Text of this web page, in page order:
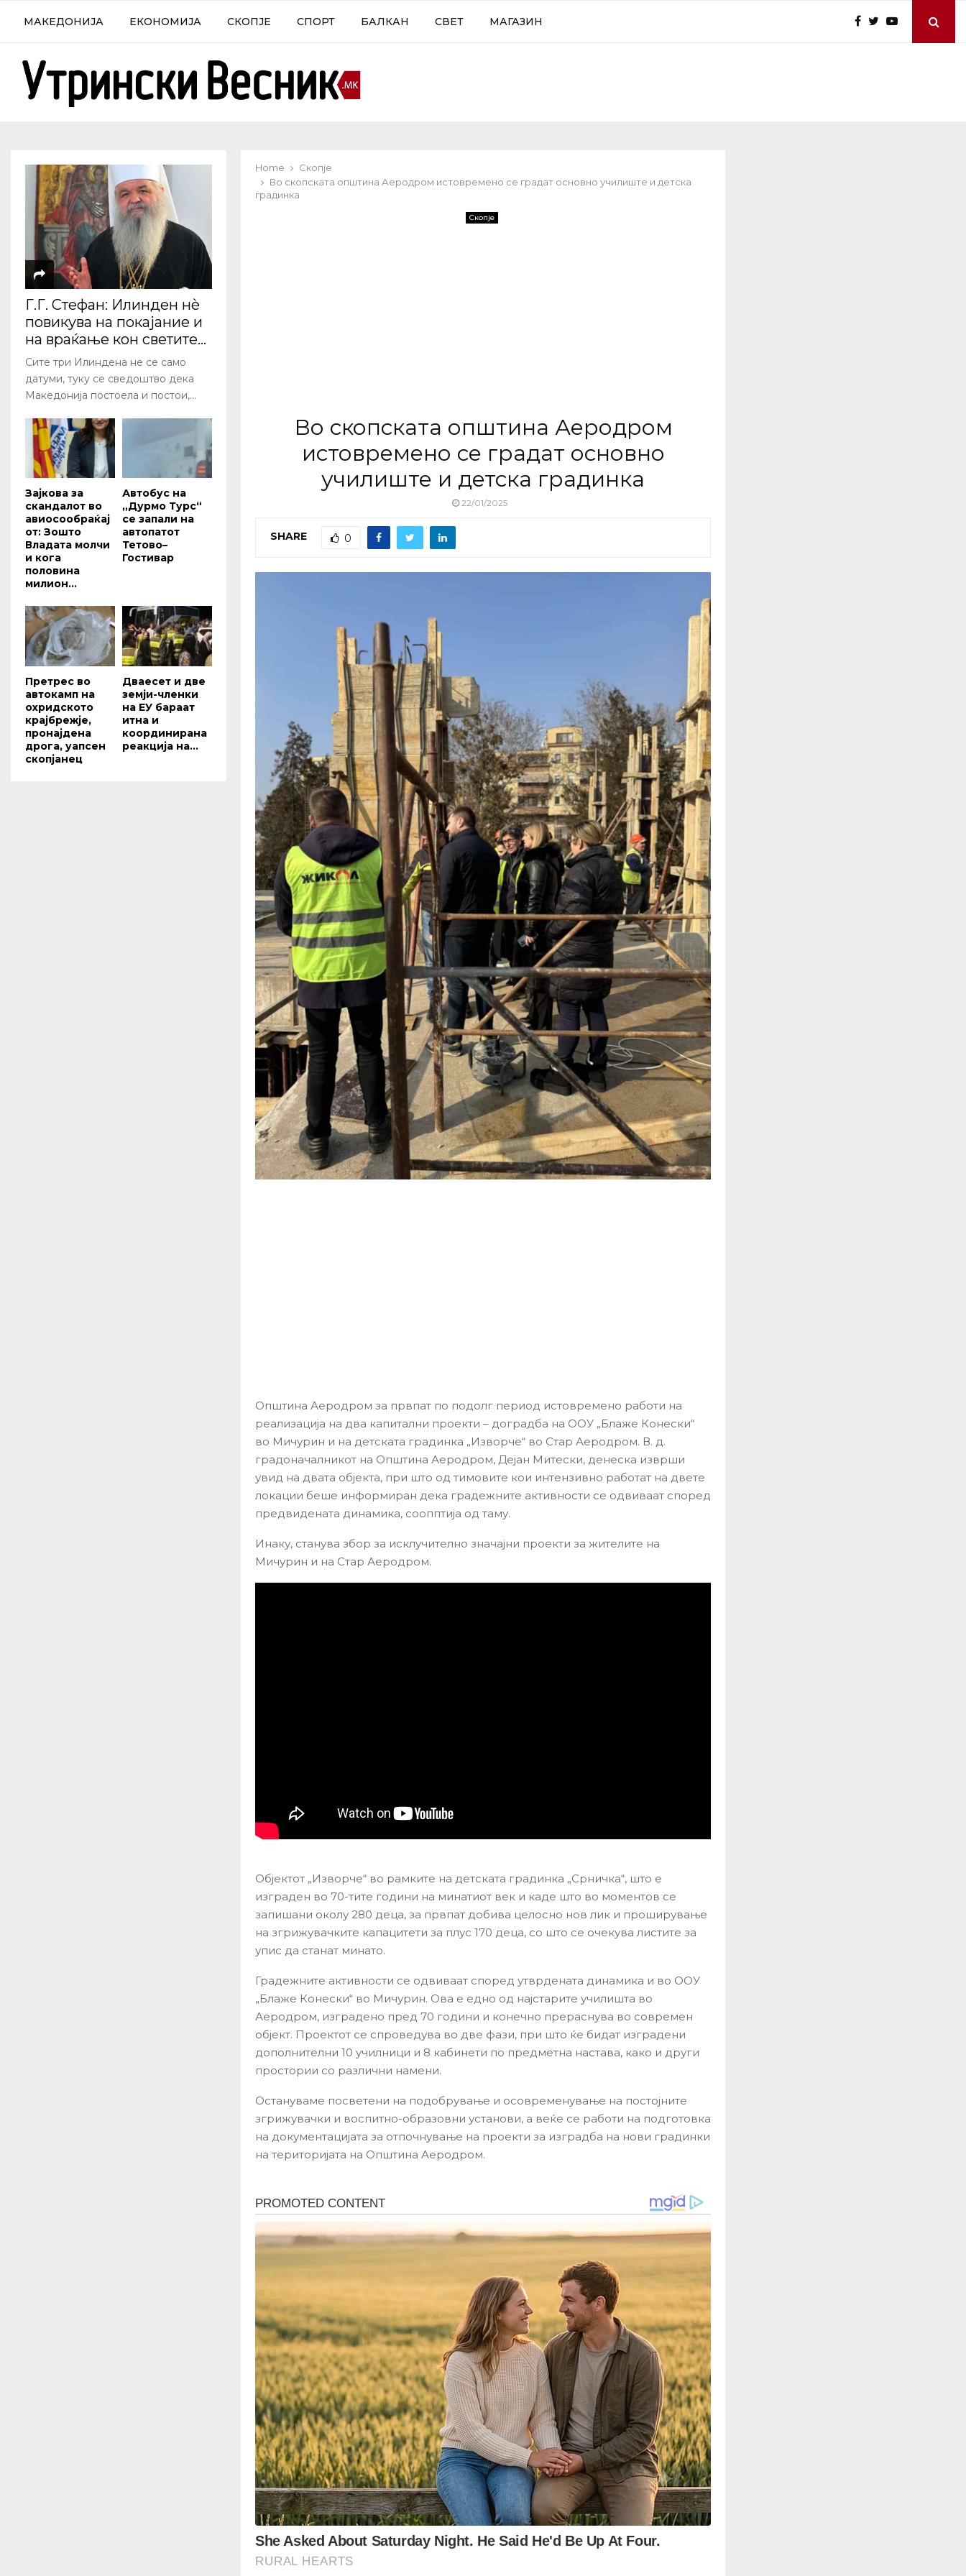
МАКЕДОНИЈА ЕКОНОМИЈА СКОПЈЕ СПОРТ БАЛКАН СВЕТ МАГАЗИН
Home
Скопје
Во скопската општина Аеродром истовремено се градат основно училиште и детска
градинка
Скопје
Во скопската општина Аеродром
истовремено се градат основно
училиште и детска градинка
22/01/2025
SHARE 0
Општина Аеродром за првпат по подолг период истовремено работи на
реализација на два капитални проекти – доградба на ООУ „Блаже Конески“
во Мичурин и на детската градинка „Изворче“ во Стар Аеродром. В. д.
градоначалникот на Општина Аеродром, Дејан Митески, денеска изврши
увид на двата објекта, при што од тимовите кои интензивно работат на двете
локации беше информиран дека градежните активности се одвиваат според
предвидената динамика, соопптија од таму.
Инаку, станува збор за исклучително значајни проекти за жителите на
Мичурин и на Стар Аеродром.
Објектот „Изворче“ во рамките на детската градинка „Срничка“, што е
изграден во 70-тите години на минатиот век и каде што во моментов се
запишани околу 280 деца, за првпат добива целосно нов лик и проширување
на згрижувачките капацитети за плус 170 деца, со што се очекува листите за
упис да станат минато.
Градежните активности се одвиваат според утврдената динамика и во ООУ
„Блаже Конески“ во Мичурин. Ова е едно од најстарите училишта во
Аеродром, изградено пред 70 години и конечно прераснува во современ
објект. Проектот се спроведува во две фази, при што ќе бидат изградени
дополнителни 10 училници и 8 кабинети по предметна настава, како и други
простории со различни намени.
Остануваме посветени на подобрување и осовременување на постојните
згрижувачки и воспитно-образовни установи, а веќе се работи на подготовка
на документацијата за отпочнување на проекти за изградба на нови градинки
на територијата на Општина Аеродром.
Г.Г. Стефан: Илинден нѐ
повикува на покајание и
на враќање кон светите...
Сите три Илиндена не се само
датуми, туку се сведоштво дека
Македонија постоела и постои,...
Зајкова за
скандалот во
авиосообраќај
от: Зошто
Владата молчи
и кога
половина
милион...
Автобус на
„Дурмо Турс“
се запали на
автопатот
Тетово–
Гостивар
Претрес во
автокамп на
охридското
крајбрежје,
пронајдена
дрога, уапсен
скопјанец
Дваесет и две
земји-членки
на ЕУ бараат
итна и
координирана
реакција на...